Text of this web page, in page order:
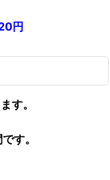
円
す。
す。